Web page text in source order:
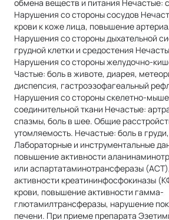
обмена веществ и питания Нечастые:
Нарушения со стороны сосудов
крови к коже лица, повышение
Нарушения со стороны дыхательной
грудной клетки и средостения
Нарушения со стороны желудочно-
Частые: боль в животе, диарея,
диспепсия, гастроэзофагеальный
Нарушения со стороны скелетно-
соединительной ткани Нечастые:
спазмы, боль в шее. Общие
утомляемость. Нечастые: боль в
Лабораторные и инструментальные
повышение активности
или аспартатаминотрансферазы
активности креатининфосфокиназы
крови, повышение активности гамма-
глютамилтрансферазы, нарушение
печени. При приеме препарата